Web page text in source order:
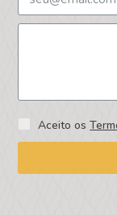
Aceito os